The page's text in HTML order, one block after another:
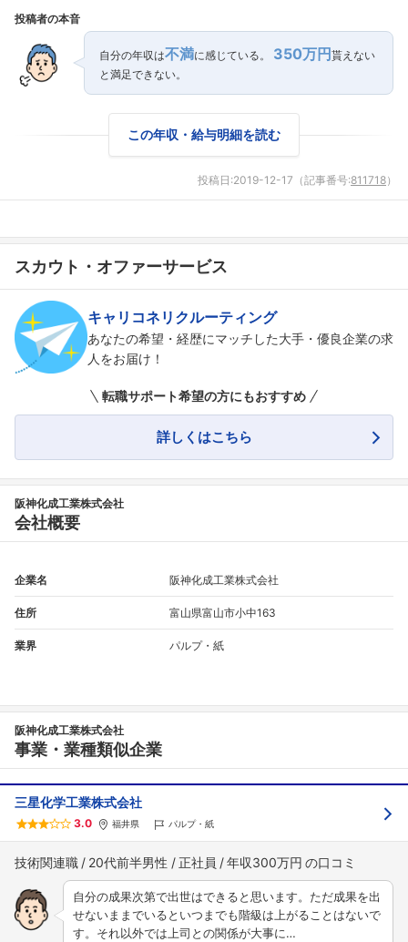
フォローしました
投稿者の本音
自分の年収は不満に感じている。 350万円 貰えない
と満足できない。
この年収・給与明細を読む
投稿日:2019-12-17 （記事番号:811718）
スカウト・オファーサービス
キャリコネリクルーティング
あなたの希望・経歴にマッチした大手・優良企業の求
人をお届け！
転職サポート希望の方にもおすすめ
詳しくはこちら
阪神化成工業株式会社
会社概要
企業名 阪神化成工業株式会社
住所 富山県富山市小中163
業界 パルプ・紙
阪神化成工業株式会社
事業・業種類似企業
三星化学工業株式会社
3.0 福井県 パルプ・紙
技術関連職 20代前半男性 正社員 年収300万円
自分の成果次第で出世はできると思います。ただ成果を出
せないままでいるといつまでも階級は上がることはないで
す。それ以外では上司との関係が大事に…